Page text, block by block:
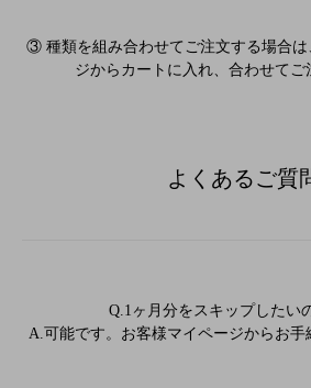
③ 種類を組み合わせてご注文する場合は
ジからカートに入れ、合わせてご
よくあるご質
Q.1ヶ月分をスキップしたい
A.可能です。お客様マイページからお手